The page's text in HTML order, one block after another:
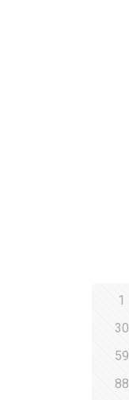
1
30
59
88